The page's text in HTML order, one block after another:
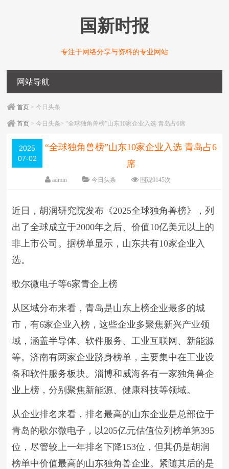
国新时报
专注于网络分享与资料的专业网站
网站导航
首页 > 今日头条
首页 > 今日头条> “全球独角兽榜”山东10家企业入选 青岛占6席
2025
07-02
“全球独角兽榜”山东10家企业入选 青岛占6
席
admin 今日头条 围观9145次
近日，胡润研究院发布《2025全球独角兽榜》，列
出了全球成立于2000年之后、价值10亿美元以上的
非上市公司。据榜单显示，山东共有10家企业入
选。
歌尔微电子等6家青企上榜
从区域分布来看，青岛是山东上榜企业最多的城
市，有6家企业入榜，这些企业多聚焦新兴产业领
域，涵盖半导体、软件服务、工业互联网、新能源
等。济南有两家企业跻身榜单，主要集中在工业设
备和软件服务板块。淄博和威海各有一家独角兽企
业上榜，分别聚焦新能源、健康科技等领域。
从企业排名来看，排名最高的山东企业是总部位于
青岛的歌尔微电子，以205亿元估值位列榜单第395
位，尽管较上一年排名下降153位，但其仍是胡润
榜单中价值最高的山东独角兽企业。紧随其后的是